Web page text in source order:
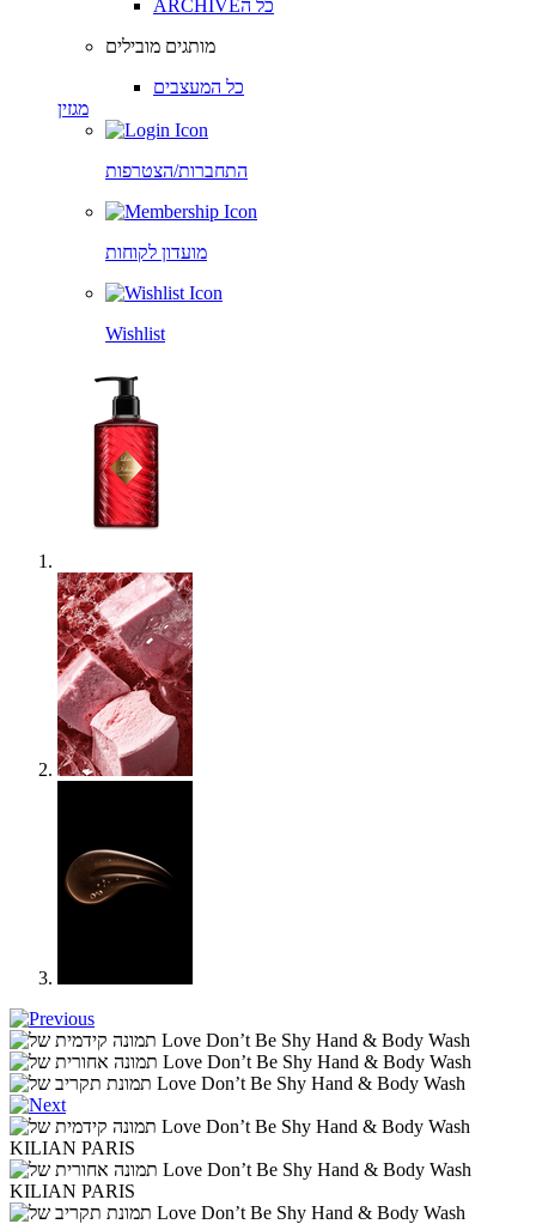
ARCHIVEכל ה
מותגים מובילים
כל המעצבים
מגזין
התחברות/הצטרפות
מועדון לקוחות
Wishlist